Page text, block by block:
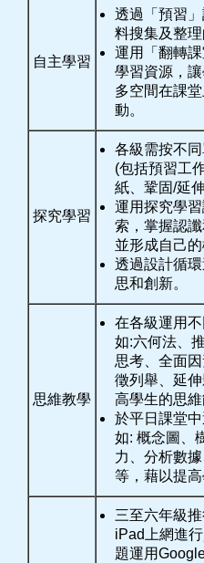
自主學習
透過「預習
料搜集及整理
運用「翻轉
學習資源，
多空間在課
動。
探究學習
各級需按不
(包括預習工
紙、鞏固/延
運用探究學
索，掌握認
並形成自己的
透過設計循
思和創新。
思維教學
在各級運用
如:六何法、
思考、全面
徵列舉、延
高學生的思維
於平日課堂
如: 概念圖、
力、分析數
等，藉以提高
三至六年級
iPad上網進
題運用